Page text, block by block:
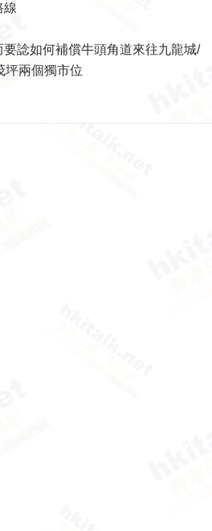
線
諗如何補償牛頭角道來往九龍城/
坪兩個獨市位